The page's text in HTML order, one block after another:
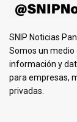
SNIP Noticias
Somos un medio
información y
para empresas,
privadas.